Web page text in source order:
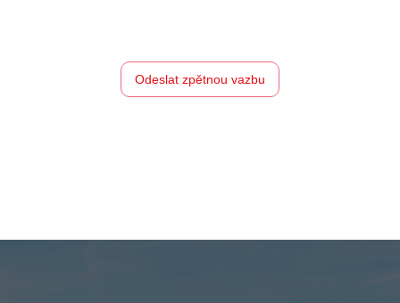
Odeslat zpětnou vazbu